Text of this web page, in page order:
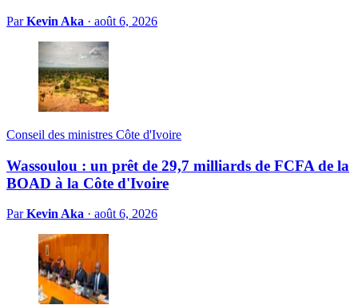
ParKevin Aka · août 6, 2026
Conseil des ministres Côte d'Ivoire
Wassoulou : un prêt de 29,7 milliards de FCFA de la
BOAD à la Côte d'Ivoire
ParKevin Aka · août 6, 2026